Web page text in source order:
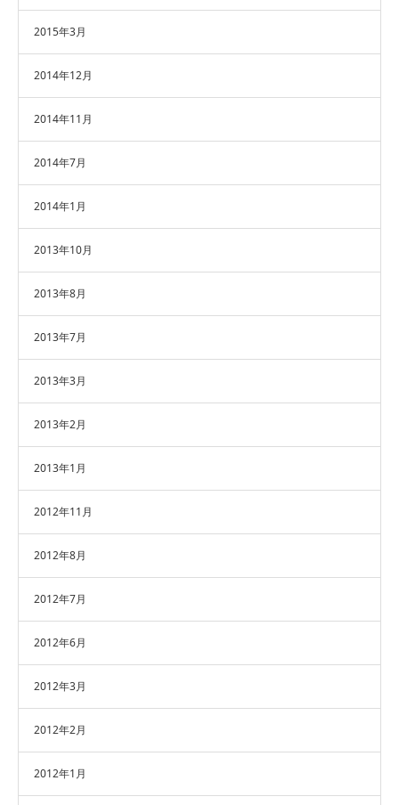
2015年3月
2014年12月
2014年11月
2014年7月
2014年1月
2013年10月
2013年8月
2013年7月
2013年3月
2013年2月
2013年1月
2012年11月
2012年8月
2012年7月
2012年6月
2012年3月
2012年2月
2012年1月